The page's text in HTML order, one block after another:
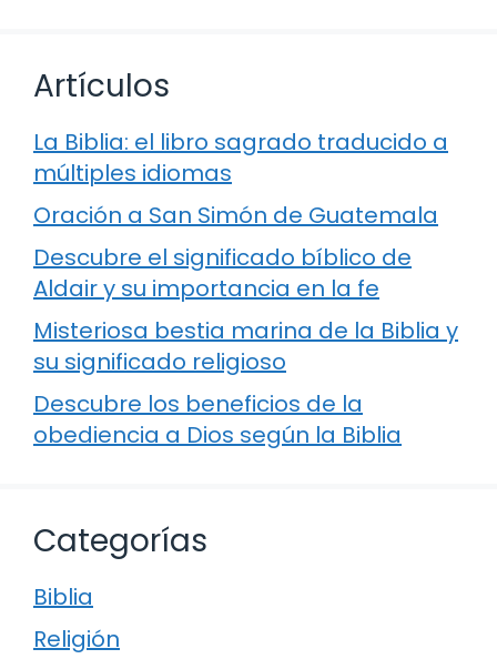
Artículos
La Biblia: el libro sagrado traducido a
múltiples idiomas
Oración a San Simón de Guatemala
Descubre el significado bíblico de
Aldair y su importancia en la fe
Misteriosa bestia marina de la Biblia y
su significado religioso
Descubre los beneficios de la
obediencia a Dios según la Biblia
Categorías
Biblia
Religión